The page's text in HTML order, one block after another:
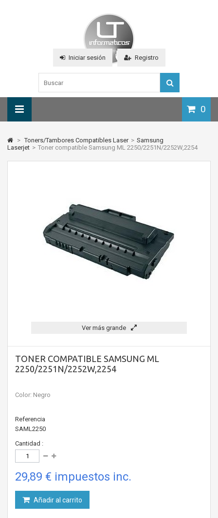
Iniciar sesión Registro
0
> Toners/Tambores Compatibles Laser > Samsung
Laserjet > Toner compatible Samsung ML 2250/2251N/2252W,2254
Ver más grande
TONER COMPATIBLE SAMSUNG ML
2250/2251N/2252W,2254
Color: Negro
Referencia
SAML2250
Cantidad :
29,89 € impuestos inc.
Añadir al carrito